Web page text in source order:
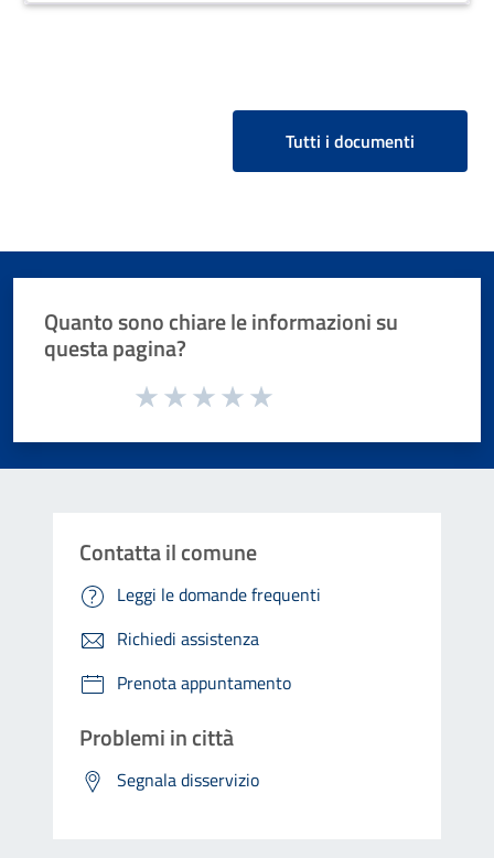
Tutti i documenti
Quanto sono chiare le informazioni su
questa pagina?
Valuta da 1 a 5 stelle la pagina
Contatta il comune
Leggi le domande frequenti
Richiedi assistenza
Prenota appuntamento
Problemi in città
Segnala disservizio